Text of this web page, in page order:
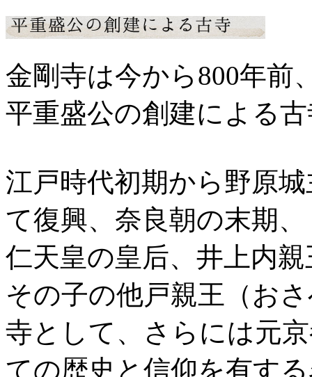
金剛寺は今から800年前
平重盛公の創建による
江戸時代初期から野原
て復興、奈良朝の末期
仁天皇の皇后、井上内
その子の他戸親王（お
寺として、さらには元
ての歴史と信仰を有す